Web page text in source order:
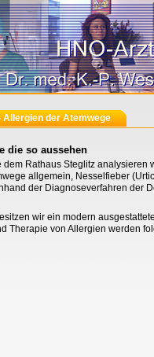
der Atemwege
die so aussehen
dem Rathaus Steglitz
allgemein, Nesselfieber
der Diagnoseverfahren der
wir ein modern
Therapie von Allergien werden